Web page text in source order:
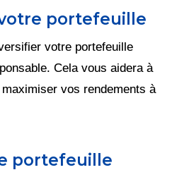
portefeuille
votre portefeuille
Cela vous aidera à
vos rendements à
portefeuille